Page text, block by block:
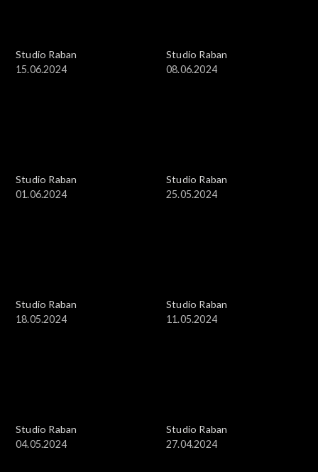
Studio Raban
15.06.2024
Studio Raban
08.06.2024
Studio Raban
01.06.2024
Studio Raban
25.05.2024
Studio Raban
18.05.2024
Studio Raban
11.05.2024
Studio Raban
04.05.2024
Studio Raban
27.04.2024